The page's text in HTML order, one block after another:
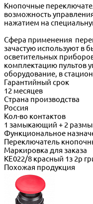
Кнопочные
возможность
нажатием на
Сфера применения
зачастую используют в
осветительных
комплектацию пультов
оборудование, в
Гарантийный срок
12 месяцев
Страна производства
Россия
Кол-во контактов
1 замыкающий + 2
Функциональное
Переключатель
Маркировка для заказа
КЕ022/8 красный 1з 2р
Похожая продукция